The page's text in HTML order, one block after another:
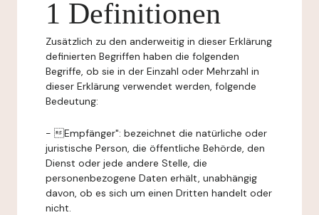
1 Definitionen
Zusätzlich zu den anderweitig in dieser Erklärung
definierten Begriffen haben die folgenden
Begriffe, ob sie in der Einzahl oder Mehrzahl in
dieser Erklärung verwendet werden, folgende
Bedeutung:
- Empfänger": bezeichnet die natürliche oder
juristische Person, die öffentliche Behörde, den
Dienst oder jede andere Stelle, die
personenbezogene Daten erhält, unabhängig
davon, ob es sich um einen Dritten handelt oder
nicht.